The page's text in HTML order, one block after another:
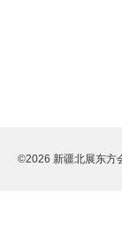
©2026 新疆北展东方